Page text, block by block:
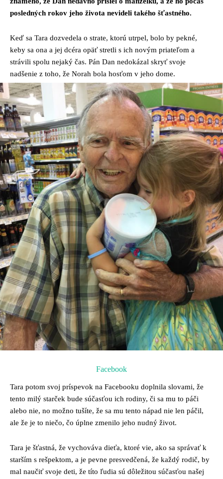
posledných rokov jeho života nevideli takého šťastného.
Keď sa Tara dozvedela o strate, ktorú utrpel, bolo by pekné,
keby sa ona a jej dcéra opäť stretli s ich novým priateľom a
strávili spolu nejaký čas. Pán Dan nedokázal skryť svoje
nadšenie z toho, že Norah bola hosťom v jeho dome.
Facebook
Tara potom svoj príspevok na Facebooku doplnila slovami, že
tento milý starček bude súčasťou ich rodiny, či sa mu to páči
alebo nie, no možno tušíte, že sa mu tento nápad nie len páčil,
ale že je to niečo, čo úplne zmenilo jeho nudný život.
Tara je šťastná, že vychováva dieťa, ktoré vie, ako sa správať k
starším s rešpektom, a je pevne presvedčená, že každý rodič, by
mal naučiť svoje deti, že títo ľudia sú dôležitou súčasťou našej